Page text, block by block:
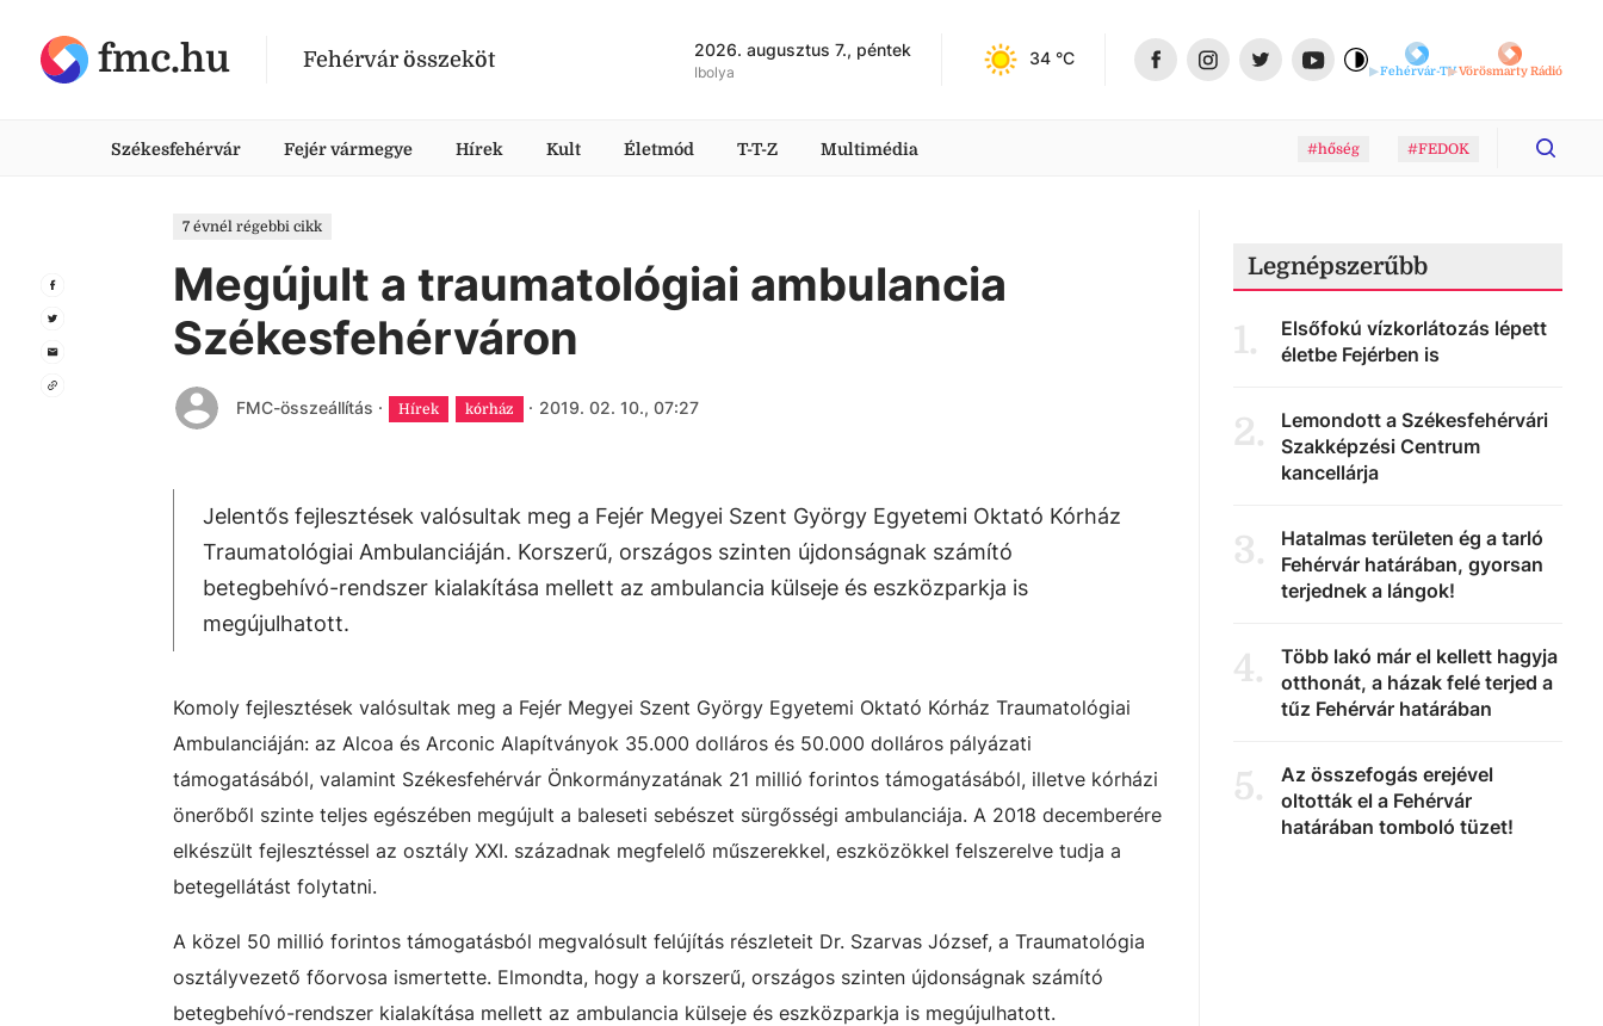
fmc.hu Fehérvár összeköt 2026. augusztus 7., péntek
Ibolya
34 °C
Fehérvár-TVVörösmarty Rádió
Székesfehérvár Fejér vármegye Hírek Kult Életmód T-T-Z Multimédia #hőség #FEDOK
7 évnél régebbi cikk
Megújult a traumatológiai ambulancia
Székesfehérváron
FMC-összeállítás · Hírek kórház · 2019. 02. 10., 07:27
Jelentős fejlesztések valósultak meg a Fejér Megyei Szent György Egyetemi Oktató Kórház
Traumatológiai Ambulanciáján. Korszerű, országos szinten újdonságnak számító
betegbehívó-rendszer kialakítása mellett az ambulancia külseje és eszközparkja is
megújulhatott.
Komoly fejlesztések valósultak meg a Fejér Megyei Szent György Egyetemi Oktató Kórház Traumatológiai
Ambulanciáján: az Alcoa és Arconic Alapítványok 35.000 dolláros és 50.000 dolláros pályázati
támogatásából, valamint Székesfehérvár Önkormányzatának 21 millió forintos támogatásából, illetve kórházi
önerőből szinte teljes egészében megújult a baleseti sebészet sürgősségi ambulanciája. A 2018 decemberére
elkészült fejlesztéssel az osztály XXI. századnak megfelelő műszerekkel, eszközökkel felszerelve tudja a
betegellátást folytatni.
A közel 50 millió forintos támogatásból megvalósult felújítás részleteit Dr. Szarvas József, a Traumatológia
osztályvezető főorvosa ismertette. Elmondta, hogy a korszerű, országos szinten újdonságnak számító
betegbehívó-rendszer kialakítása mellett az ambulancia külseje és eszközparkja is megújulhatott.
Legnépszerűbb
1.
Elsőfokú vízkorlátozás lépett
életbe Fejérben is
2.
Lemondott a Székesfehérvári
Szakképzési Centrum
kancellárja
3.
Hatalmas területen ég a tarló
Fehérvár határában, gyorsan
terjednek a lángok!
4.
Több lakó már el kellett hagyja
otthonát, a házak felé terjed a
tűz Fehérvár határában
5.
Az összefogás erejével
oltották el a Fehérvár
határában tomboló tüzet!